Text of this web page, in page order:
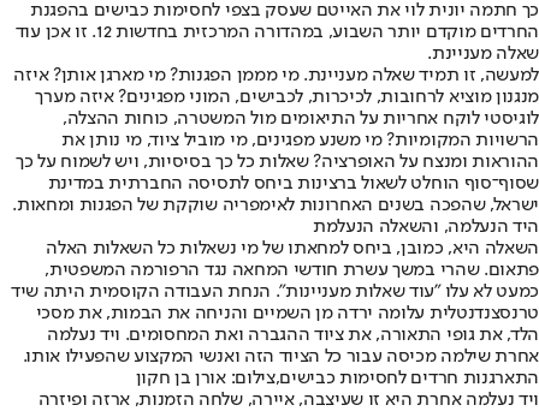
כך חתמה יונית לוי את האייטם שעסק בצפי לחסימות כבישים בהפגנת
החרדים מוקדם יותר השבוע, במהדורה המרכזית בחדשות 12. זו אכן עוד
שאלה מעניינת.
למעשה, זו תמיד שאלה מעניינת. מי מממן הפגנות? מי מארגן אותן? איזה
מנגנון מוציא לרחובות, לכיכרות, לכבישים, המוני מפגינים? איזה מערך
לוגיסטי לוקח אחריות על התיאומים מול המשטרה, כוחות ההצלה,
הרשויות המקומיות? מי משנע מפגינים, מי מוביל ציוד, מי נותן את
ההוראות ומנצח על האופרציה? שאלות כל כך בסיסיות, ויש לשמוח על כך
שסוף־סוף הוחלט לשאול ברצינות ביחס לתסיסה החברתית במדינת
ישראל, שהפכה בשנים האחרונות לאימפריה שוקקת של הפגנות ומחאות.
היד הנעלמה, והשאלה הנעלמת
השאלה היא, כמובן, ביחס למחאתו של מי נשאלות כל השאלות האלה
פתאום. שהרי במשך עשרת חודשי המחאה נגד הרפורמה המשפטית,
כמעט לא עלו "עוד שאלות מעניינות". הנחת העבודה הקוסמית היתה שיד
טרנסצנדנטלית עלומה ירדה מן השמיים והניחה את הבמות, את מסכי
הלד, את גופי התאורה, את ציוד ההגברה ואת המחסומים. ויד נעלמה
אחרת שילמה מכיסה עבור כל הציוד הזה ואנשי המקצוע שהפעילו אותו.
התארגנות חרדים לחסימות כבישים,צילום: אורן בן חקון
ויד נעלמה אחרת היא זו שעיצבה, איירה, שלחה הזמנות, ארזה ופיזרה